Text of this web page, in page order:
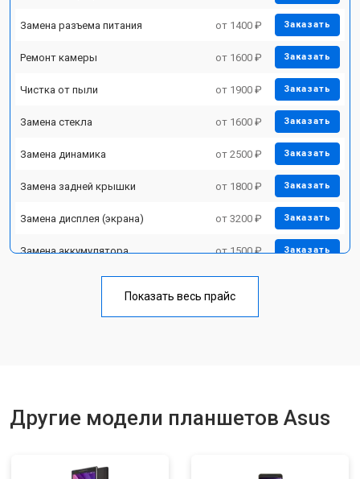
Замена разъема питания от 1400 ₽ Заказать
Ремонт камеры от 1600 ₽ Заказать
Чистка от пыли от 1900 ₽ Заказать
Замена стекла от 1600 ₽ Заказать
Замена динамика от 2500 ₽ Заказать
Замена задней крышки от 1800 ₽ Заказать
Замена дисплея (экрана) от 3200 ₽ Заказать
Замена аккумулятора от 1500 ₽ Заказать
Замена материнской платы от 3200 ₽
Показать весь прайс
Другие модели планшетов Asus